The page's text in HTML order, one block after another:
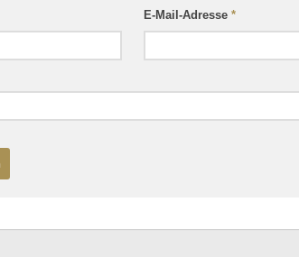
E-Mail-Adresse*